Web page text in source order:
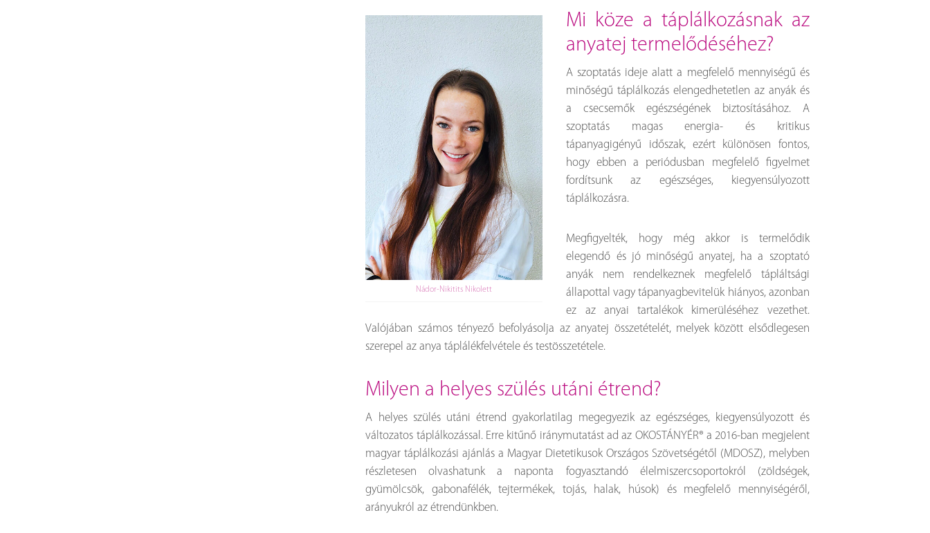
Nádor-Nikitits Nikolett
mi köze a táplálkozásnak az
anyatej termelődéséhez?
A szoptatás ideje alatt a megfelelő mennyiségű és
minőségű táplálkozás elengedhetetlen az anyák és
a csecsemők egészségének biztosításához. A
szoptatás magas energia- és kritikus
tápanyagigényű időszak, ezért különösen fontos,
hogy ebben a periódusban megfelelő figyelmet
fordítsunk az egészséges, kiegyensúlyozott
táplálkozásra.
Megfigyelték, hogy még akkor is termelődik
elegendő és jó minőségű anyatej, ha a szoptató
anyák nem rendelkeznek megfelelő tápláltsági
állapottal vagy tápanyagbevitelük hiányos, azonban
ez az anyai tartalékok kimerüléséhez vezethet.
Valójában számos tényező befolyásolja az anyatej összetételét, melyek között elsődlegesen
szerepel az anya táplálékfelvétele és testösszetétele.
milyen a helyes szülés utáni étrend?
A helyes szülés utáni étrend gyakorlatilag megegyezik az egészséges, kiegyensúlyozott és
változatos táplálkozással. Erre kitűnő iránymutatást ad az OKOSTÁNYÉR® a 2016-ban megjelent
magyar táplálkozási ajánlás a Magyar Dietetikusok Országos Szövetségétől (MDOSZ), melyben
részletesen olvashatunk a naponta fogyasztandó élelmiszercsoportokról (zöldségek,
gyümölcsök, gabonafélék, tejtermékek, tojás, halak, húsok) és megfelelő mennyiségéről,
arányukról az étrendünkben.